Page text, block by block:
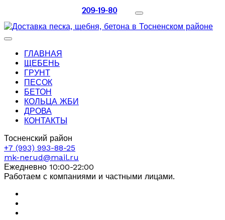
209-19-80
ГЛАВНАЯ
ЩЕБЕНЬ
ГРУНТ
ПЕСОК
БЕТОН
КОЛЬЦА ЖБИ
ДРОВА
КОНТАКТЫ
Тосненский район
+7 (993) 993-88-25
mk-nerud@mail.ru
Ежедневно 10:00-22:00
Работаем с компаниями и частными лицами.